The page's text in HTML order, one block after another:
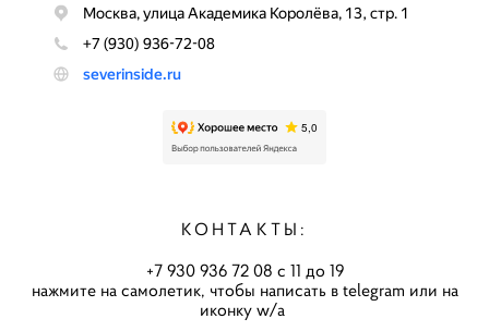
КОНТАКТЫ:
+7 930 936 72 08 с 11 до 19
нажмите на самолетик, чтобы написать в telegram или на
иконку w/a